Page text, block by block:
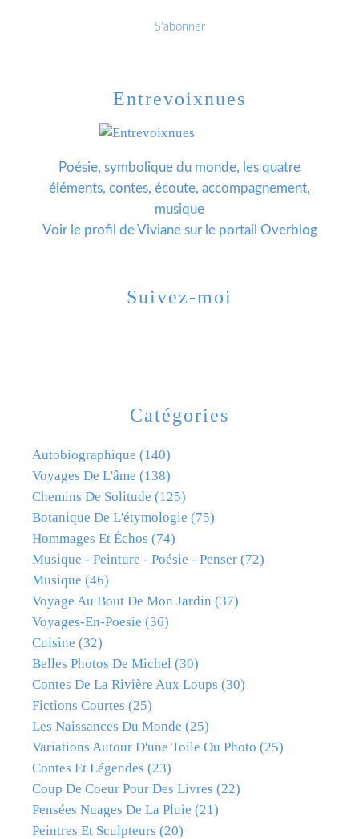
Catégories
Autobiographique (140)
Voyages De L'âme (138)
Chemins De Solitude (125)
Botanique De L'étymologie (75)
Hommages Et Échos (74)
Musique - Peinture - Poésie - Penser (72)
Musique (46)
Voyage Au Bout De Mon Jardin (37)
Voyages-En-Poesie (36)
Cuisine (32)
Belles Photos De Michel (30)
Contes De La Rivière Aux Loups (30)
Fictions Courtes (25)
Les Naissances Du Monde (25)
Variations Autour D'une Toile Ou Photo (25)
Contes Et Légendes (23)
Coup De Coeur Pour Des Livres (22)
Pensées Nuages De La Pluie (21)
Peintres Et Sculpteurs (20)
Entrevoixnues
Poésie, symbolique du monde, les quatre
éléments, contes, écoute, accompagnement,
musique
Voir le profil deVivianesur le portail Overblog
Suivez-moi